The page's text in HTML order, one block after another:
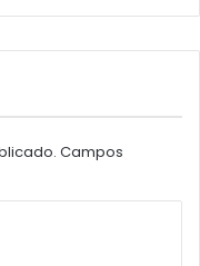
Campos